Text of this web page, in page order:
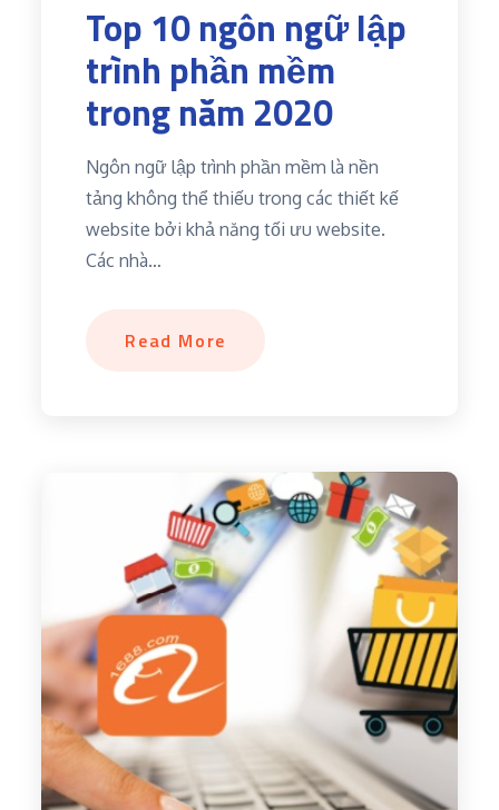
Top 10 ngôn ngữ lập
trình phần mềm
trong năm 2020
Ngôn ngữ lập trình phần mềm là nền
tảng không thể thiếu trong các thiết kế
website bởi khả năng tối ưu website.
Các nhà…
Read More